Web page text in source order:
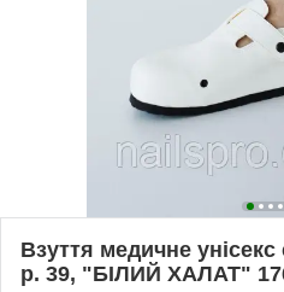
Взуття медичне унісекс
р. 39, "БІЛИЙ ХАЛАТ"